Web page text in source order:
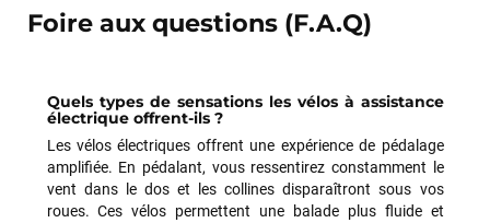
Foire aux questions (F.A.Q)
Quels types de sensations les vélos à assistance
électrique offrent-ils ?
Les vélos électriques offrent une expérience de pédalage
amplifiée. En pédalant, vous ressentirez constamment le
vent dans le dos et les collines disparaîtront sous vos
roues. Ces vélos permettent une balade plus fluide et